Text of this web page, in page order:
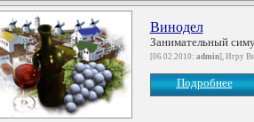
Винодел
Занимательный
[06.02.2010: admin], Игру
Подробнее